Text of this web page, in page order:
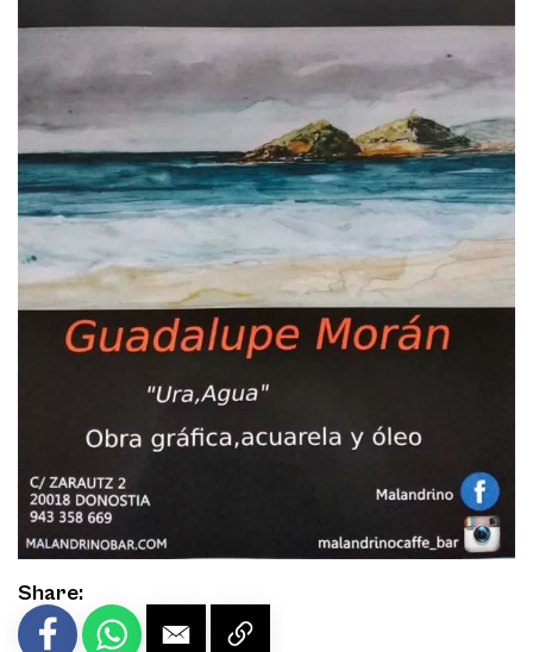
Share: